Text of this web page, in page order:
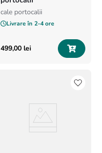
cale portocalii
Livrare în 2-4 ore
499,00 lei